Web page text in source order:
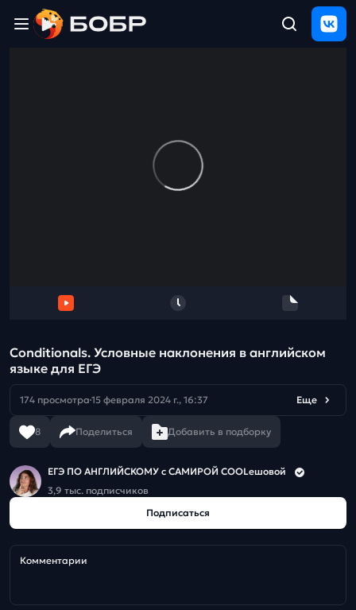
Conditionals. Условные наклонения в английском
языке для ЕГЭ
174 просмотра 15 февраля 2024 г., 16:37 Еще
8 Поделиться Добавить в подборку
ЕГЭ ПО АНГЛИЙСКОМУ с САМИРОЙ COOLешовой
3,9 тыс. подписчиков
Подписаться
Комментарии